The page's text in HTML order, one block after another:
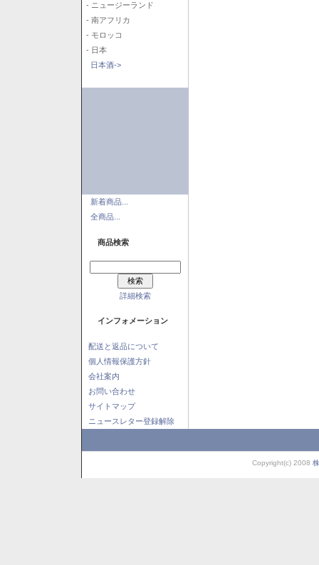
- ニュージーランド
- 南アフリカ
- モロッコ
- 日本
日本酒->
新着商品...
全商品...
商品検索
詳細検索
インフォメーション
配送と返品について
個人情報保護方針
会社案内
お問い合わせ
サイトマップ
ニュースレター登録解除
Copyright(c) 2008